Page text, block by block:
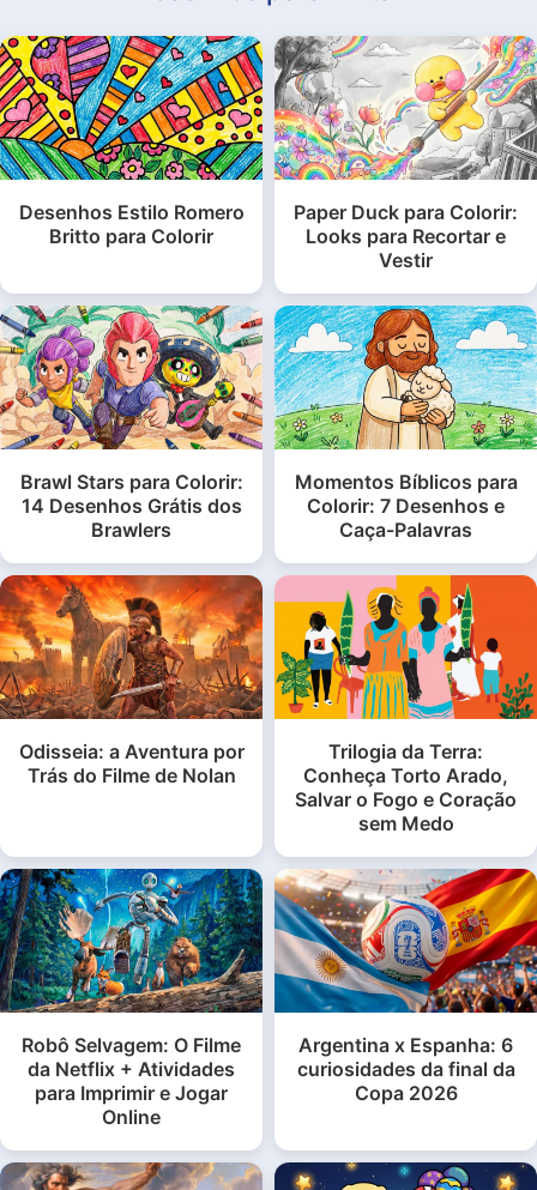
Desenhos Estilo Romero
Britto para Colorir
Paper Duck para Colorir:
Looks para Recortar e
Vestir
Brawl Stars para Colorir:
14 Desenhos Grátis dos
Brawlers
Momentos Bíblicos para
Colorir: 7 Desenhos e
Caça-Palavras
Odisseia: a Aventura por
Trás do Filme de Nolan
Trilogia da Terra:
Conheça Torto Arado,
Salvar o Fogo e Coração
sem Medo
Robô Selvagem: O Filme
da Netflix + Atividades
para Imprimir e Jogar
Online
Argentina x Espanha: 6
curiosidades da final da
Copa 2026